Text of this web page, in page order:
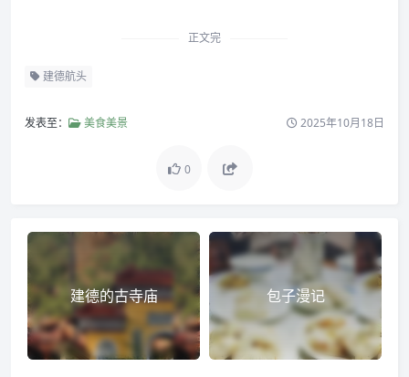
正文完
建德航头
发表至： 美食美景 2025年10月18日
0
建德的古寺庙 包子漫记